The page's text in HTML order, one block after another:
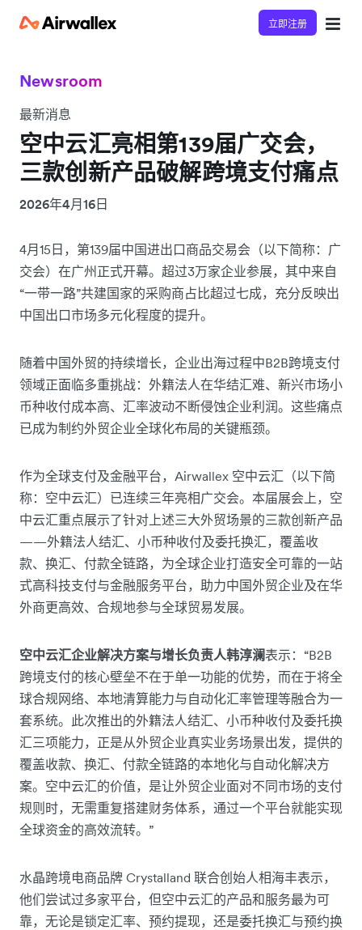
立即注册
Newsroom
最新消息
空中云汇亮相第139届广交会，
三款创新产品破解跨境支付痛点
2026年4月16日
4月15日，第139届中国进出口商品交易会（以下简称：广
交会）在广州正式开幕。超过3万家企业参展，其中来自
“一带一路”共建国家的采购商占比超过七成，充分反映出
中国出口市场多元化程度的提升。
随着中国外贸的持续增长，企业出海过程中B2B跨境支付
领域正面临多重挑战：外籍法人在华结汇难、新兴市场小
币种收付成本高、汇率波动不断侵蚀企业利润。这些痛点
已成为制约外贸企业全球化布局的关键瓶颈。
作为全球支付及金融平台，Airwallex 空中云汇（以下简
称：空中云汇）已连续三年亮相广交会。本届展会上，空
中云汇重点展示了针对上述三大外贸场景的三款创新产品
——外籍法人结汇、小币种收付及委托换汇，覆盖收
款、换汇、付款全链路，为全球企业打造安全可靠的一站
式高科技支付与金融服务平台，助力中国外贸企业及在华
外商更高效、合规地参与全球贸易发展。
空中云汇企业解决方案与增长负责人韩淳澜表示：“B2B
跨境支付的核心壁垒不在于单一功能的优势，而在于将全
球合规网络、本地清算能力与自动化汇率管理等融合为一
套系统。此次推出的外籍法人结汇、小币种收付及委托换
汇三项能力，正是从外贸企业真实业务场景出发，提供的
覆盖收款、换汇、付款全链路的本地化与自动化解决方
案。空中云汇的价值，是让外贸企业面对不同市场的支付
规则时，无需重复搭建财务体系，通过一个平台就能实现
全球资金的高效流转。”
水晶跨境电商品牌 Crystalland 联合创始人相海丰表示，
他们尝试过多家平台，但空中云汇的产品和服务最为可
靠，无论是锁定汇率、预约提现，还是委托换汇与预约换